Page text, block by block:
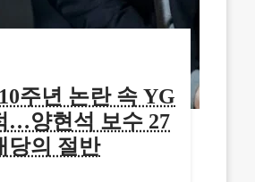
주년 논란 속 YG
…양현석 보수 27
당의 절반